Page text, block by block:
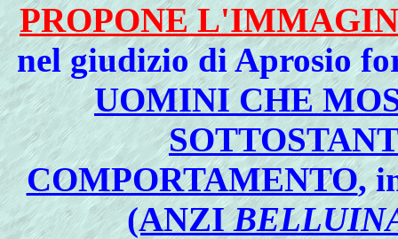
PROPONE
nel giudizio di Aprosio
UOMINI CHE
COMPORTAMENTO,
(ANZI